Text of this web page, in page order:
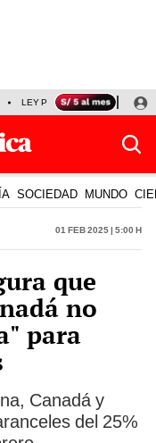
LEY PULPÍN PRECIO DEL
SOCIEDAD MUNDO
01 Feb 2025 | 5:00 h
que
no
para
Canadá y
del 25%